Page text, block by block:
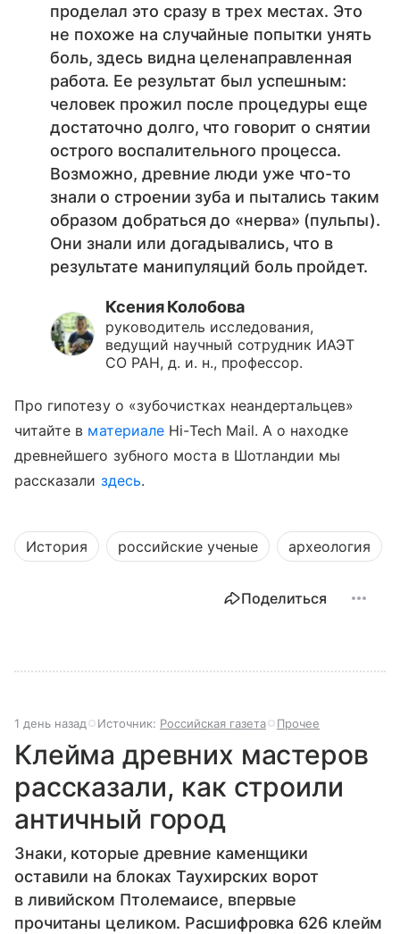
проделал это сразу в трех местах. Это
не похоже на случайные попытки унять
боль, здесь видна целенаправленная
работа. Ее результат был успешным:
человек прожил после процедуры еще
достаточно долго, что говорит о снятии
острого воспалительного процесса.
Возможно, древние люди уже что-то
знали о строении зуба и пытались таким
образом добраться до «нерва» (пульпы).
Они знали или догадывались, что в
результате манипуляций боль пройдет.
Ксения Колобова
руководитель исследования,
ведущий научный сотрудник ИАЭТ
СО РАН, д. и. н., профессор.
Про гипотезу о «зубочистках неандертальцев»
читайте в материале Hi-Tech Mail. А о находке
древнейшего зубного моста в Шотландии мы
рассказали здесь.
История российские ученые археология
Поделиться
1 день назад Источник: Российская газета Прочее
Клейма древних мастеров
рассказали, как строили
античный город
Знаки, которые древние каменщики
оставили на блоках Таухирских ворот
в ливийском Птолемаисе, впервые
прочитаны целиком. Расшифровка 626 клейм